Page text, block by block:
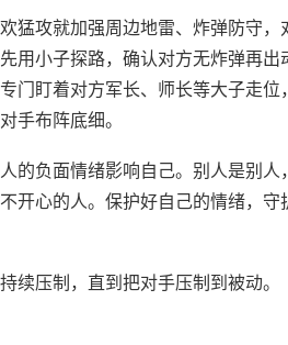
猛攻就加强周边地雷、炸弹防守，
用小子探路，确认对方无炸弹再出
门盯着对方军长、师长等大子走位
手布阵底细。
的负面情绪影响自己。别人是别人
开心的人。保护好自己的情绪，守
续压制，直到把对手压制到被动。